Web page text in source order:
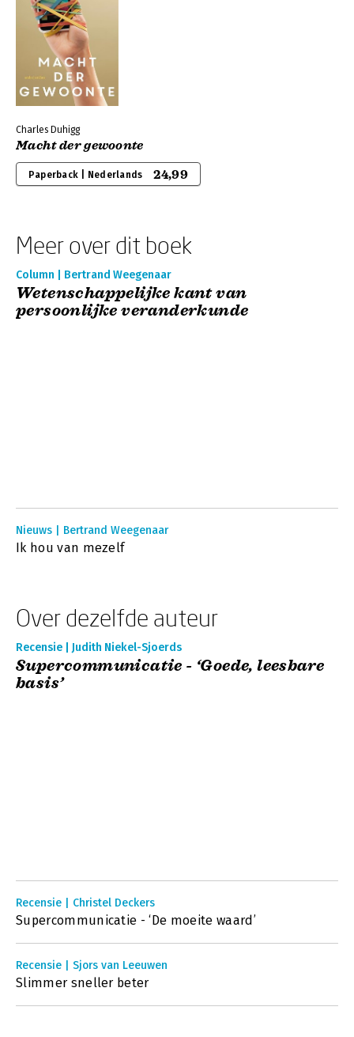
Charles Duhigg
Macht der gewoonte
Paperback | Nederlands 24,99
Meer over dit boek
Column | Bertrand Weegenaar
Wetenschappelijke kant van
persoonlijke veranderkunde
Nieuws | Bertrand Weegenaar
Ik hou van mezelf
Over dezelfde auteur
Recensie | Judith Niekel-Sjoerds
Supercommunicatie - ‘Goede, leesbare
basis’
Recensie | Christel Deckers
Supercommunicatie - ‘De moeite waard’
Recensie | Sjors van Leeuwen
Slimmer sneller beter